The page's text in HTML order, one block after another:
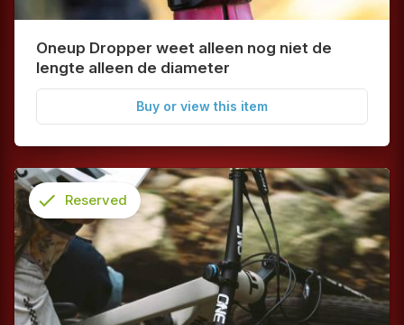
Oneup Dropper weet alleen nog niet de
lengte alleen de diameter
Buy or view this item
check
info
Reserved